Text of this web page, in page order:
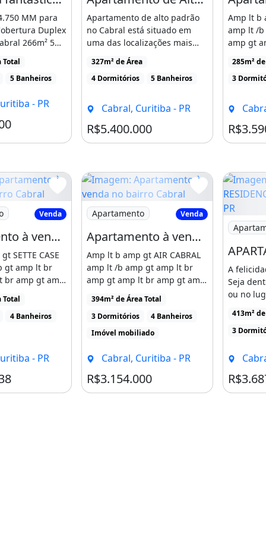
com piso aquecido,
isso tudo em
poliesportiva, bosque
em
Você merece viver em
b&gt;
o
para ar condicionado
sala de estar e
de serviço
gourmet com
motorizadas nos
nos banheiros das
espaço para closet e
(apartamentos) e
e 3 diferenciam-se nas
finais 2 e 4:
MM para
Duplex
266m² 5
Total
5 Banheiros
- PR
Condomínio R$2.326
Apartamento de alto padrão
no Cabral está situado em
uma das localizações mais
nobres de Curitiba, [...]
327m² de Área
4 Dormitórios
5 Banheiros
Cabral, Curitiba - PR
R$5.400.000
Amp lt b
amp lt /
amp gt
bull
285m²
3
à venda no bairro Cabral
Venda
Apartamento à venda no bairro Cabral - Curitiba/PR
SETTE CASE
gt amp lt br
br amp gt amp
[...]
Total
4 Banheiros
- PR
Imagem: Apartamento à venda no bairro
Apartamento Venda
Apartamento à venda no bairro Cabral - Curitiba/PR
Amp lt b amp gt AIR CABRAL
amp lt /b amp gt amp lt br
amp gt amp lt br amp gt amp
bull Venha se encantar [...]
394m² de Área Total
3 Dormitórios
4 Banheiros
Imóvel mobiliado
Cabral, Curitiba - PR
R$3.154.000
Imagem:
A
Seja
ou no
maior
413m²
3
- PR